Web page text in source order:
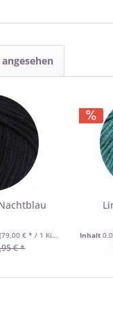
(79,00 € * / 1 Kilogramm)
€ *
Inhalt